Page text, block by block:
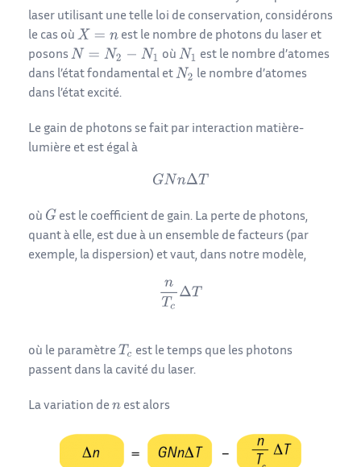
laser utilisant une telle loi de conservation, considérons
le cas où
est le nombre de photons du laser et
posons
où
est le nombre d’atomes
dans l’état fondamental et
le nombre d’atomes
dans l’état excité.
Le gain de photons se fait par interaction matière-
lumière et est égal à
où
est le coefficient de gain. La perte de photons,
quant à elle, est due à un ensemble de facteurs (par
exemple, la dispersion) et vaut, dans notre modèle,
où le paramètre
est le temps que les photons
passent dans la cavité du laser.
La variation de est alors